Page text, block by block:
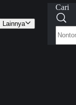
Lainnya
Cari